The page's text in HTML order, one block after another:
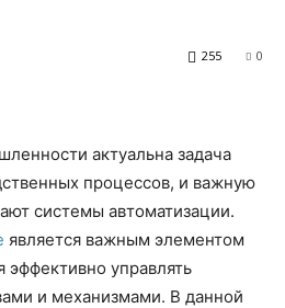
0
255
актуальна задача
процессов, и важную
системы автоматизации.
является важным элементом
эффективно управлять
и механизмами. В данной